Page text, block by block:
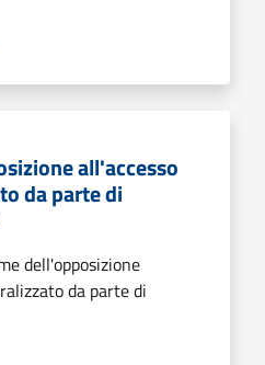
all'accesso
da parte di
dell'opposizione
da parte di